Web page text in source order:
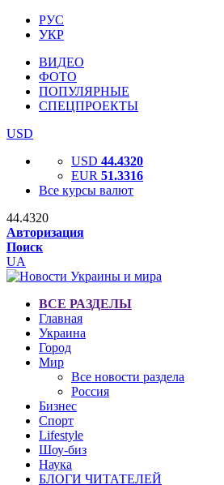
РУС
УКР
ВИДЕО
ФОТО
ПОПУЛЯРНЫЕ
СПЕЦПРОЕКТЫ
USD
USD 44.4320
EUR 51.3316
Все курсы валют
44.4320
Авторизация
Поиск
UA
ВСЕ РАЗДЕЛЫ
Главная
Украина
Город
Мир
Все новости раздела
Россия
Бизнес
Спорт
Lifestyle
Шоу-биз
Наука
БЛОГИ ЧИТАТЕЛЕЙ